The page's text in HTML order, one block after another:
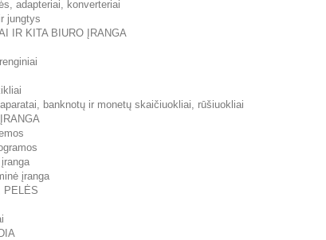
adapteriai, konverteriai
jungtys
IR KITA BIURO ĮRANGA
banknotų ir monetų skaičiuokliai, rūšiuokliai
įranga
PELĖS